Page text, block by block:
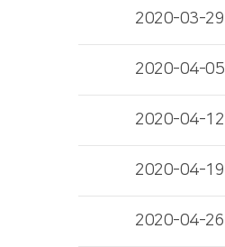
2020-03-29
2020-04-05
2020-04-12
2020-04-19
2020-04-26